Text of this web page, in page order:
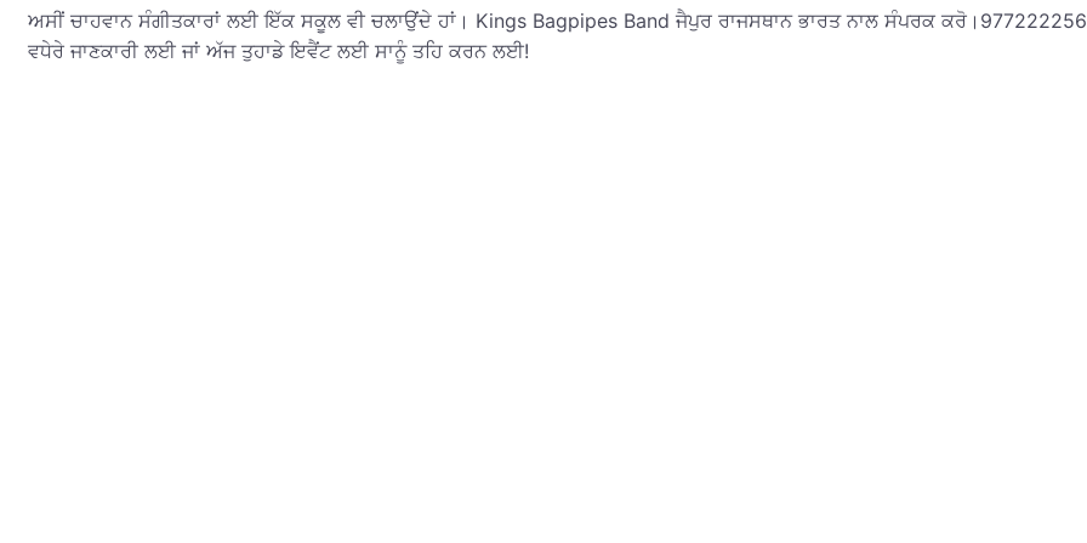
ਅਸੀਂ ਚਾਹਵਾਨ ਸੰਗੀਤਕਾਰਾਂ ਲਈ ਇੱਕ ਸਕੂਲ ਵੀ ਚਲਾਉਂਦੇ ਹਾਂ। Kings Bagpipes Band ਜੈਪੁਰ ਰਾਜਸਥਾਨ ਭਾਰਤ ਨਾਲ ਸੰਪਰਕ
ਵਧੇਰੇ ਜਾਣਕਾਰੀ ਲਈ ਜਾਂ ਅੱਜ ਤੁਹਾਡੇ ਇਵੈਂਟ ਲਈ ਸਾਨੂੰ ਤਹਿ ਕਰਨ ਲਈ!